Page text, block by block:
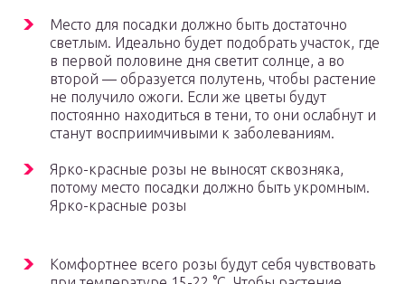
Место для посадки должно быть достаточно
светлым. Идеально будет подобрать участок, где
в первой половине дня светит солнце, а во
второй — образуется полутень, чтобы растение
не получило ожоги. Если же цветы будут
постоянно находиться в тени, то они ослабнут и
станут восприимчивыми к заболеваниям.
Ярко-красные розы не выносят сквозняка,
потому место посадки должно быть укромным.
Ярко-красные розы
Комфортнее всего розы будут себя чувствовать